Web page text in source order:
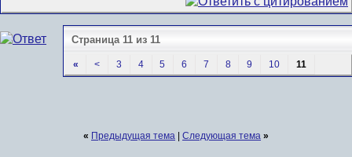
Страница 11 из 11
« < 3 4 5 6 7 8 9 10 11
« Предыдущая тема Следующая тема »